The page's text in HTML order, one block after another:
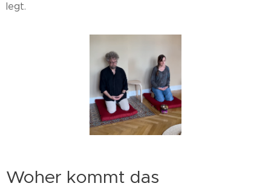
legt.
Woher kommt das